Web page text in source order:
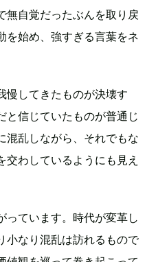
無自覚だったぶんを取り戻
を始め、強すぎる言葉をネ
慢してきたものが決壊す
と信じていたものが普通じ
混乱しながら、それでもな
交わしているようにも見え
っています。時代が変革し
小なり混乱は訪れるもので